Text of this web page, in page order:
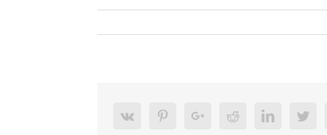
Facebook
Twitter
LinkedIn
Reddit
Google+
Pinterest
Vk